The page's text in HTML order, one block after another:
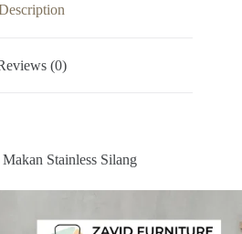
(0)
Stainless Silang